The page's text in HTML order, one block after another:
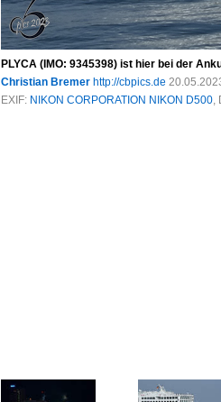
PLYCA (IMO: 9345398) ist hier bei der
Christian Bremer http://cbpics.de
EXIF: NIKON CORPORATION NIKON D500,